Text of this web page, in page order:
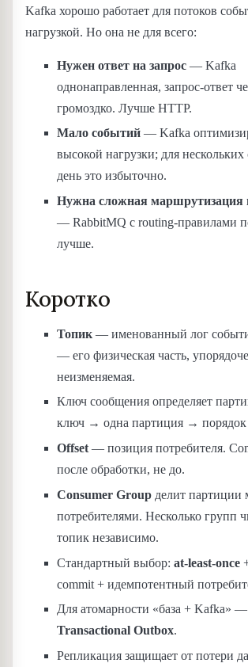
Kafka хорошо работает для потоков
нагрузкой. Но она не для всего:
Нужен ответ на запрос — Kafka
однонаправленная, запрос-ответ
громоздко. Лучше HTTP.
Мало событий — Kafka
высокой нагрузки; для
день это избыточно.
Нужна сложная маршрутизация
— RabbitMQ с routing-правилами
лучше.
Коротко
Топик — именованный лог
— его физическая часть,
неизменяемая.
Ключ сообщения определяет
ключ → одна партиция → порядок
Offset — позиция потребителя.
после обработки, не до.
Consumer Group делит партиции
потребителями. Несколько групп
топик независимо.
Стандартный выбор: at-least-once
commit + идемпотентный
Для атомарности «база + Kafka» —
Transactional Outbox.
Репликация защищает от потери